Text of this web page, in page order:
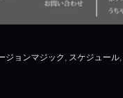
ジョンマジック , スケジュール,